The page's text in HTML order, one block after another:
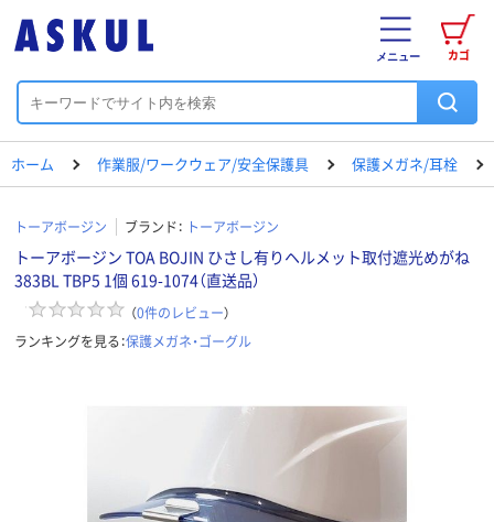
カゴ
メニュー
ホーム 作業服/ワークウェア/安全保護具 保護メガネ/耳栓
トーアボージン ブランド： トーアボージン
トーアボージン TOA BOJIN ひさし有りヘルメット取付遮光めがね
383BL TBP5 1個 619-1074（直送品）
（0件のレビュー）
ランキングを見る：保護メガネ・ゴーグル